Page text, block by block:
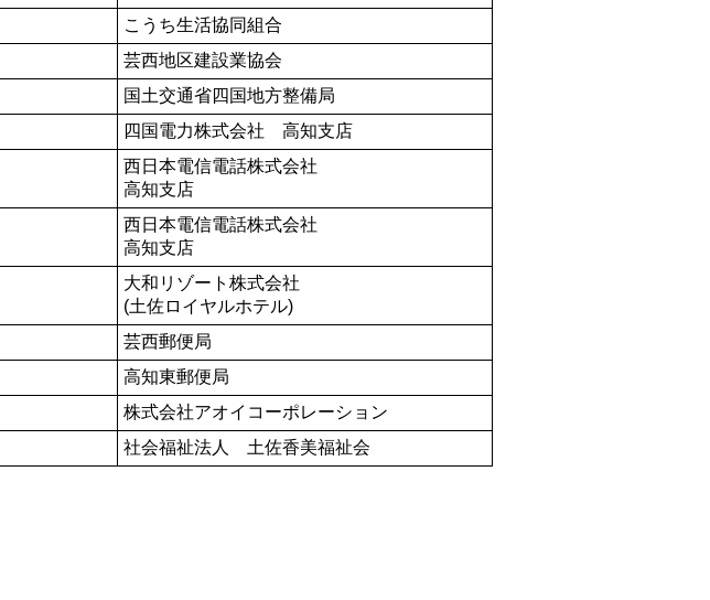
こうち生活協同組合
芸西地区建設業協会
国土交通省四国地方整備局
四国電力株式会社 高知支店
西日本電信電話株式会社
高知支店
西日本電信電話株式会社
高知支店
大和リゾート株式会社
(土佐ロイヤルホテル)
芸西郵便局
高知東郵便局
株式会社アオイコーポレーション
社会福祉法人 土佐香美福祉会